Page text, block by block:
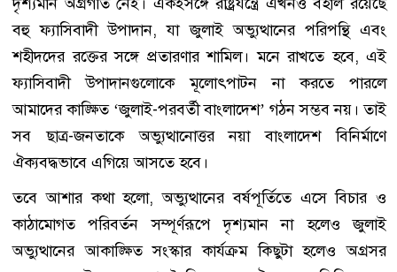
বহু ফ্যাসিবাদী উপাদান, যা জুলাই অভ্যুত্থানের পরিপন্থি এবং
শহীদদের রক্তের সঙ্গে প্রতারণার শামিল। মনে রাখতে হবে, এই
ফ্যাসিবাদী উপাদানগুলোকে মূলোৎপাটন না করতে পারলে
আমাদের কাঙ্ক্ষিত ‘জুলাই-পরবর্তী বাংলাদেশ’ গঠন সম্ভব নয়। তাই
সব ছাত্র-জনতাকে অভ্যুত্থানোত্তর নয়া বাংলাদেশ বিনির্মাণে
ঐক্যবদ্ধভাবে এগিয়ে আসতে হবে।
তবে আশার কথা হলো, অভ্যুত্থানের বর্ষপূর্তিতে এসে বিচার ও
কাঠামোগত পরিবর্তন সম্পূর্ণরূপে দৃশ্যমান না হলেও জুলাই
অভ্যুত্থানের আকাঙ্ক্ষিত সংস্কার কার্যক্রম কিছুটা হলেও অগ্রসর